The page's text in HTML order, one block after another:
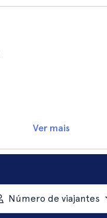
Ver mais
Número de viajantes